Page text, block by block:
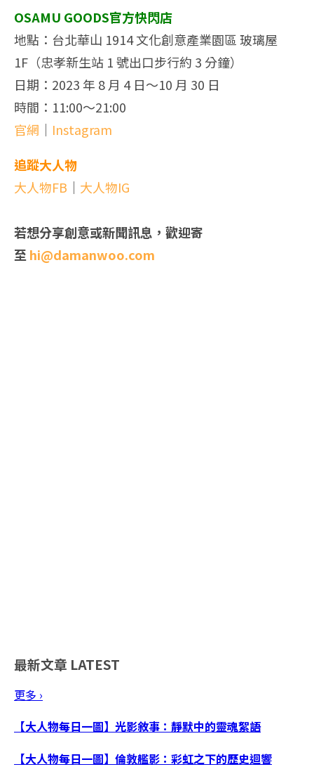
OSAMU GOODS官方快閃店
地點：台北華山 1914 文化創意產業園區 玻璃屋
1F（忠孝新生站 1 號出口步行約 3 分鐘）
日期：2023 年 8 月 4 日～10 月 30 日
時間：11:00～21:00
官網 ｜ Instagram
追蹤大人物
大人物FB ｜ 大人物IG
若想分享創意或新聞訊息，歡迎寄
至 hi@damanwoo.com
最新文章 LATEST
更多 ›
【大人物每日一圖】光影敘事：靜默中的靈魂絮語
【大人物每日一圖】倫敦艦影：彩虹之下的歷史迴響